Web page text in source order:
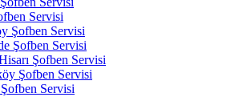
Servisi
Şofben Servisi
Şofben Servisi
Şofben Servisi
Şofben Servisi
Servisi